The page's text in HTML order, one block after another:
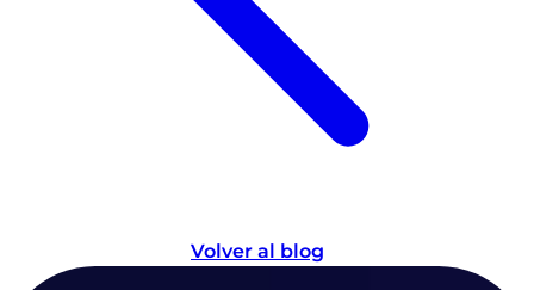
Volver al blog